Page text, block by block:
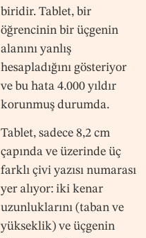
biridir. Tablet, bir
öğrencinin bir üçgenin
alanını yanlış
hesapladığını gösteriyor
ve bu hata 4.000 yıldır
korunmuş durumda.
Tablet, sadece 8,2 cm
çapında ve üzerinde üç
farklı çivi yazısı numarası
yer alıyor: iki kenar
uzunluklarını (taban ve
yükseklik) ve üçgenin